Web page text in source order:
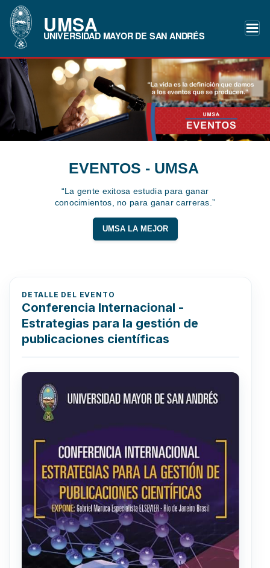
UMSA
UNIVERSIDAD MAYOR DE SAN ANDRÉS
EVENTOS - UMSA
“La gente exitosa estudia para ganar
conocimientos, no para ganar carreras.”
UMSA LA MEJOR
DETALLE DEL EVENTO
Conferencia Internacional -
Estrategias para la gestión de
publicaciones científicas